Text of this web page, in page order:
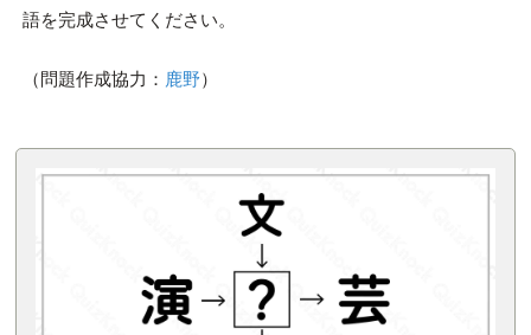
語を完成させてください。
（問題作成協力： 鹿野）